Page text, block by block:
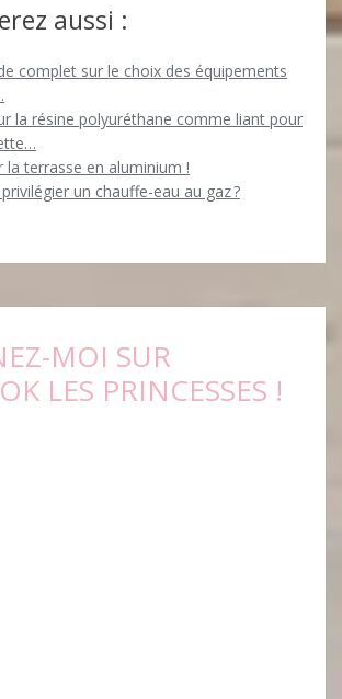
aussi :
complet sur le choix des équipements
la résine polyuréthane comme liant pour
la terrasse en aluminium !
un chauffe-eau au gaz ?
MOI SUR
LES PRINCESSES !